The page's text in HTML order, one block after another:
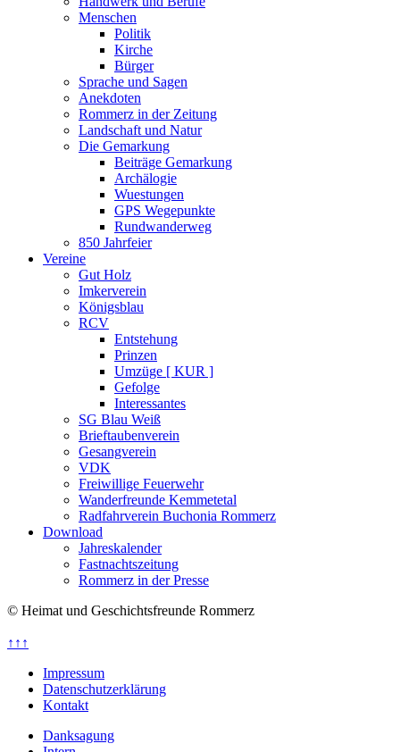
Menschen
Politik
Kirche
Bürger
Sprache und Sagen
Anekdoten
Rommerz in der Zeitung
Landschaft und Natur
Die Gemarkung
Beiträge Gemarkung
Archälogie
Wuestungen
GPS Wegepunkte
Rundwanderweg
850 Jahrfeier
Vereine
Gut Holz
Imkerverein
Königsblau
RCV
Entstehung
Prinzen
Umzüge [ KUR ]
Gefolge
Interessantes
SG Blau Weiß
Brieftaubenverein
Gesangverein
VDK
Freiwillige Feuerwehr
Wanderfreunde Kemmetetal
Radfahrverein Buchonia Rommerz
Download
Jahreskalender
Fastnachtszeitung
Rommerz in der Presse
© Heimat und Geschichtsfreunde Rommerz
↑↑↑
Impressum
Datenschutzerklärung
Kontakt
Danksagung